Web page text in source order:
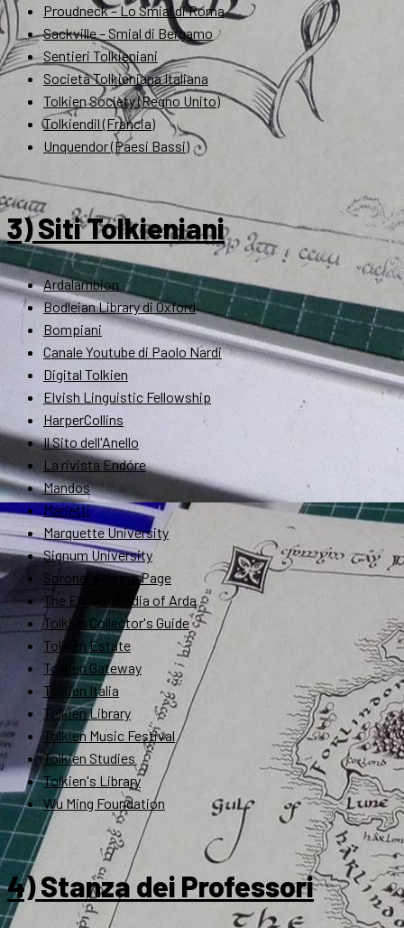
Proudneck – Lo Smial di Roma
Sackville – Smial di Bergamo
Sentieri Tolkieniani
Società Tolkieniana Italiana
Tolkien Society (Regno Unito)
Tolkiendil (Francia)
Unquendor (Paesi Bassi)
3) Siti Tolkieniani
Ardalambion
Bodleian Library di Oxford
Bompiani
Canale Youtube di Paolo Nardi
Digital Tolkien
Elvish Linguistic Fellowship
HarperCollins
Il Sito dell'Anello
La rivista Endóre
Mandos
Marietti
Marquette University
Signum University
Soronel's Home Page
The Encyclopedia of Arda
Tolkien Collector's Guide
Tolkien Estate
Tolkien Gateway
Tolkien Italia
Tolkien Library
Tolkien Music Festival
Tolkien Studies
Tolkien's Library
Wu Ming Foundation
4) Stanza dei Professori